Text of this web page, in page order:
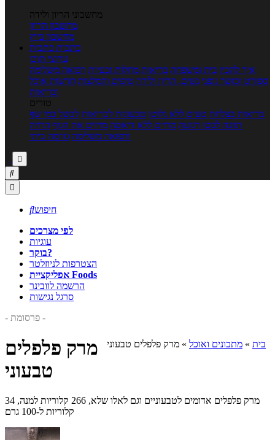
מחשבוני הריון ולידה
מחשבון הריון
מחשבון ביוץ
כתבות כתבות
ערוצי תוכן
איך להכין בית ומשפחה בריאות מחלות ובעיות רפואה משלימה
ספורט וכושר גופני נשים, הריון ולידה טיפים והמלצות חדשות אוכל
ובריאות
טורים
בריאות בצלחת טעים ללא גלוטן טבעונות לבריאות לבשל כמו שף
תזונה לבטן רגועה מרזים ללא דיאטה מזיזים את הגוף הרזיה
ורפואה משלימה גורמה ביתי



חיפוש
לפי מצרכים
עוגיות
בוקר?
הצטרפות לניוזלטר
אפליקציית Foods
הרשמה לוובינר
סרגל נגישות
- פרסומת -
בית » מתכונים ואוכל » מרק פלפלים טבעוני
מרק פלפלים
טבעוני
מרק פלפלים אדומים לטבעוניים וגם לאלו שלא, 266 קלוריות למנה, 34
קלוריות ל-100 גרם